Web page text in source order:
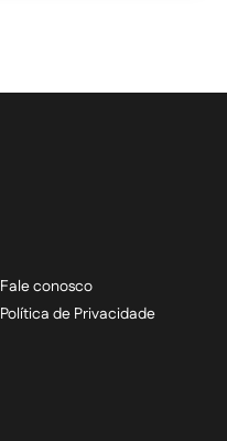
Fale conosco
Política de Privacidade